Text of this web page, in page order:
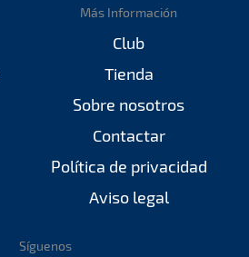
Más Información
Club
Tienda
Sobre nosotros
Contactar
Política de privacidad
Aviso legal
Síguenos